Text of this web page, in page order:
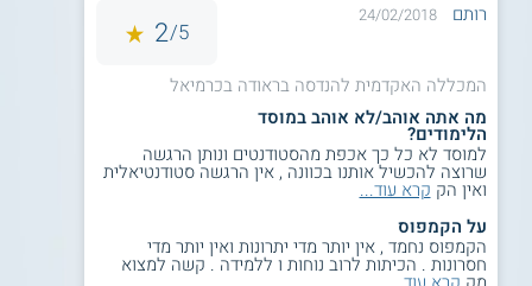
רותם 24/02/2018
5/
2
המכללה האקדמית להנדסה בראודה בכרמיאל
מה אתה אוהב/לא אוהב במוסד
הלימודים?
למוסד לא כל כך אכפת מהסטודנטים ונותן הרגשה
שרוצה להכשיל אותנו בכוונה , אין הרגשה סטודנטיאלית
ואין הק קרא עוד...
על הקמפוס
הקמפוס נחמד , אין יותר מדי יתרונות ואין יותר מדי
חסרונות . הכיתות לרוב נוחות ו ללמידה . קשה למצוא